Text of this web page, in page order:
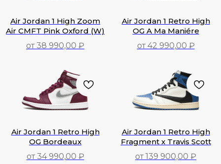
Air Jordan 1 High Zoom
Air CMFT Pink Oxford (W)
от 38 990,00 ₽
Air Jordan 1 Retro High
OG A Ma Maniére
от 42 990,00 ₽
Air Jordan 1 Retro High
OG Bordeaux
от 34 990,00 ₽
Air Jordan 1 Retro High
Fragment x Travis Scott
от 139 900,00 ₽